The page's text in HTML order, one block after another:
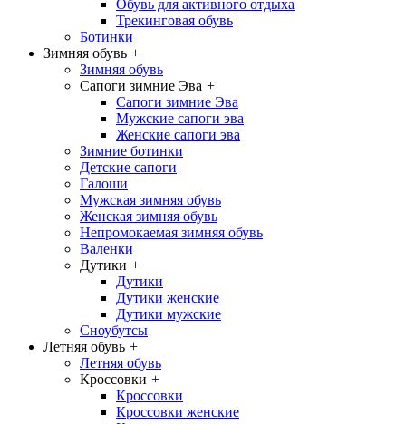
Обувь для активного отдыха
Трекинговая обувь
Ботинки
Зимняя обувь +
Зимняя обувь
Сапоги зимние Эва +
Сапоги зимние Эва
Мужские сапоги эва
Женские сапоги эва
Зимние ботинки
Детские сапоги
Галоши
Мужская зимняя обувь
Женская зимняя обувь
Непромокаемая зимняя обувь
Валенки
Дутики +
Дутики
Дутики женские
Дутики мужские
Сноубутсы
Летняя обувь +
Летняя обувь
Кроссовки +
Кроссовки
Кроссовки женские